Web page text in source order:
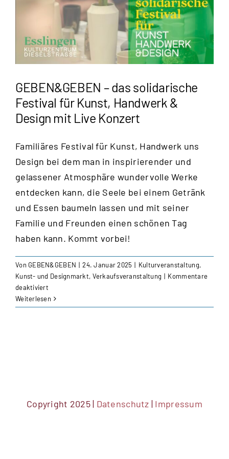
GEBEN&GEBEN – das solidarische
Festival für Kunst, Handwerk &
Design mit Live Konzert
Familiäres Festival für Kunst, Handwerk uns
Design bei dem man in inspirierender und
gelassener Atmosphäre wundervolle Werke
entdecken kann, die Seele bei einem Getränk
und Essen baumeln lassen und mit seiner
Familie und Freunden einen schönen Tag
haben kann. Kommt vorbei!
Von GEBEN&GEBEN | 24. Januar 2025 | Kulturveranstaltung,
Kunst- und Designmarkt, Verkaufsveranstaltung | Kommentare
deaktiviertfür
GEBEN&GEBEN
–
Design
mit
Weiterlesen
Copyright 2025 | Datenschutz | Impressum